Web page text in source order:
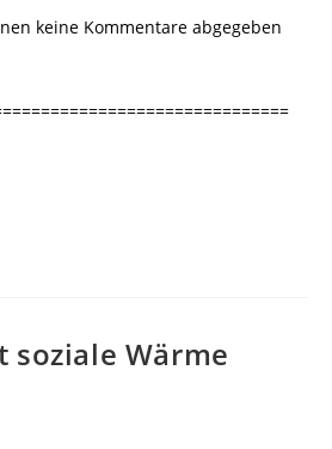
keine Kommentare abgegeben
soziale Wärme